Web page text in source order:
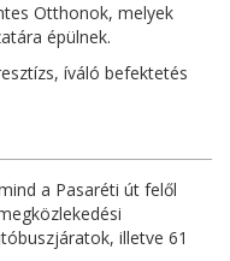
Otthonok, melyek
épülnek.
íváló befektetés
a Pasaréti út felől
illetve 61